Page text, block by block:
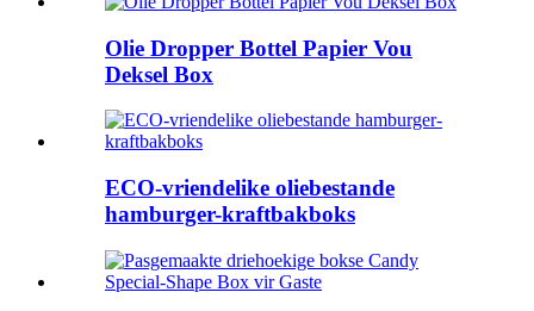
Olie Dropper Bottel Papier Vou
Deksel Box
ECO-vriendelike oliebestande
hamburger-kraftbakboks